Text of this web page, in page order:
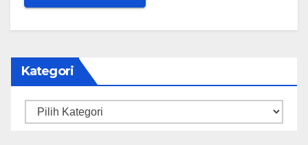
Kategori
Kategori